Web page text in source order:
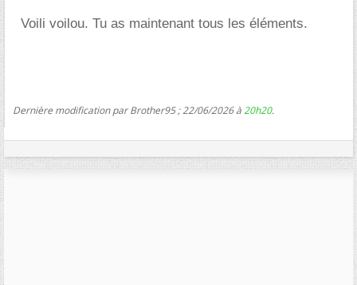
Voili voilou. Tu as maintenant tous les éléments.
Dernière modification par Brother95 ; 22/06/2026 à20h20.